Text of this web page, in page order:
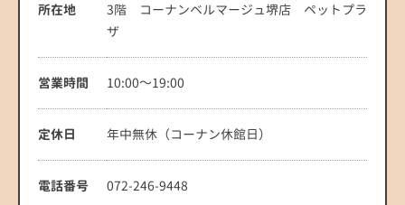
所在地
3階 コーナンベルマージュ堺店 ペットプラ
ザ
営業時間 10:00～19:00
定休日 年中無休（コーナン休館日）
電話番号 072-246-9448